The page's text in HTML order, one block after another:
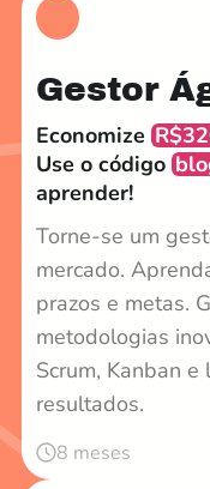
Gestor
Economize
Use o código
aprender!
Torne-se um
mercado.
prazos e metas.
metodologias
Scrum, Kanban
resultados.
8 meses